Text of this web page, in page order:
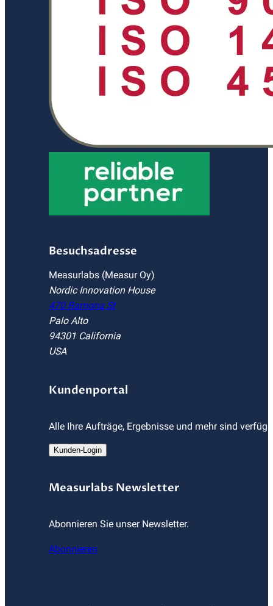
Besuchsadresse
Measurlabs (Measur Oy)
Nordic Innovation House
470 Ramona St
Palo Alto
94301 California
USA
Kundenportal
Alle Ihre Aufträge, Ergebnisse und mehr sind
Kunden-Login
Measurlabs Newsletter
Abonnieren Sie unser Newsletter.
Abonnieren